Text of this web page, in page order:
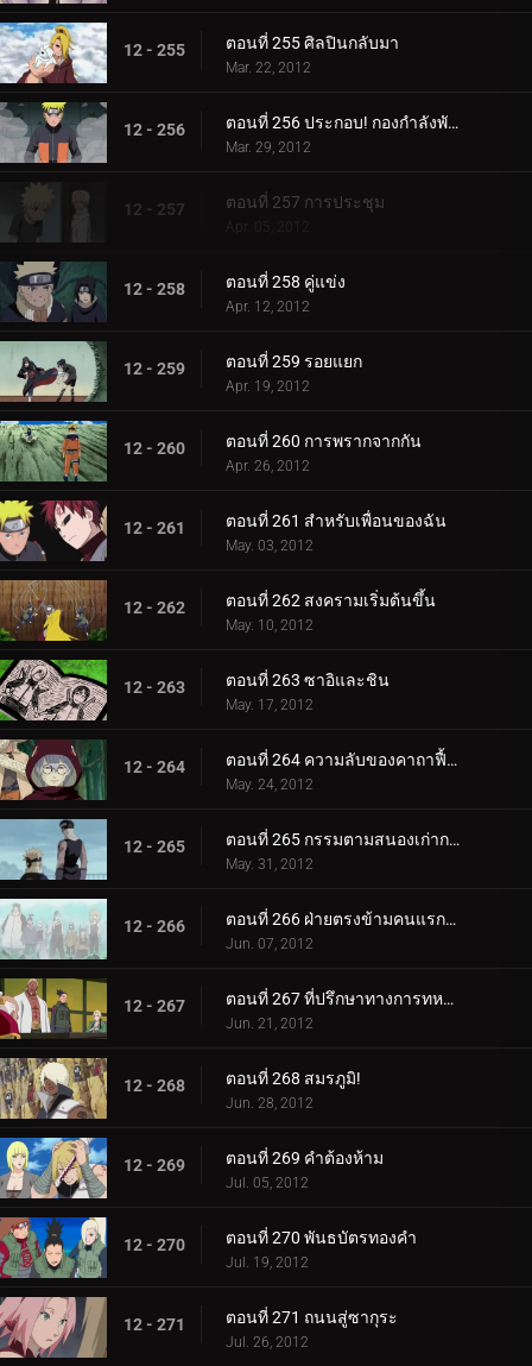
12 - 255 ตอนที่ 255 ศิลปินกลับมา
Mar. 22, 2012
12 - 256 ตอนที่ 256 ประกอบ! กองกำลังพันธมิตรชิโนบิ!
Mar. 29, 2012
12 - 257 ตอนที่ 257 การประชุม
Apr. 05, 2012
12 - 258 ตอนที่ 258 คู่แข่ง
Apr. 12, 2012
12 - 259 ตอนที่ 259 รอยแยก
Apr. 19, 2012
12 - 260 ตอนที่ 260 การพรากจากกัน
Apr. 26, 2012
12 - 261 ตอนที่ 261 สำหรับเพื่อนของฉัน
May. 03, 2012
12 - 262 ตอนที่ 262 สงครามเริ่มต้นขึ้น
May. 10, 2012
12 - 263 ตอนที่ 263 ซาอิและชิน
May. 17, 2012
12 - 264 ตอนที่ 264 ความลับของคาถาฟื้นคืนชีพ
May. 24, 2012
12 - 265 ตอนที่ 265 กรรมตามสนองเก่ากลับมา
May. 31, 2012
12 - 266 ตอนที่ 266 ฝ่ายตรงข้ามคนแรกและคนสุดท้าย
Jun. 07, 2012
12 - 267 ตอนที่ 267 ที่ปรึกษาทางการทหารผู้เก่งกาจแห่งใบไม้เร้นลับ
Jun. 21, 2012
12 - 268 ตอนที่ 268 สมรภูมิ!
Jun. 28, 2012
12 - 269 ตอนที่ 269 คำต้องห้าม
Jul. 05, 2012
12 - 270 ตอนที่ 270 พันธบัตรทองคำ
Jul. 19, 2012
12 - 271 ตอนที่ 271 ถนนสู่ซากุระ
Jul. 26, 2012